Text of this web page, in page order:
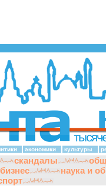
экономики культуры
скандалы
бизнес наука и